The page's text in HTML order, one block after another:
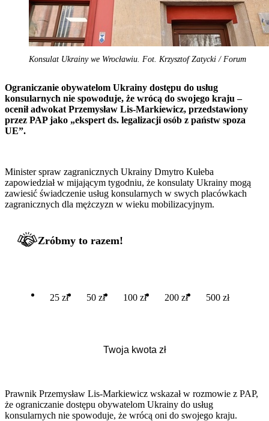
Konsulat Ukrainy we Wrocławiu. Fot. Krzysztof Zatycki / Forum
Ograniczanie obywatelom Ukrainy dostępu do usług
konsularnych nie spowoduje, że wrócą do swojego kraju –
ocenił adwokat Przemysław Lis-Markiewicz, przedstawiony
przez PAP jako „ekspert ds. legalizacji osób z państw spoza
UE”.
Minister spraw zagranicznych Ukrainy Dmytro Kułeba
zapowiedział w mijającym tygodniu, że konsulaty Ukrainy mogą
zawiesić świadczenie usług konsularnych w swych placówkach
zagranicznych dla mężczyzn w wieku mobilizacyjnym.
Zróbmy to razem!
25 zł 50 zł 100 zł 200 zł 500 zł
Prawnik Przemysław Lis-Markiewicz wskazał w rozmowie z PAP,
że ograniczanie dostępu obywatelom Ukrainy do usług
konsularnych nie spowoduje, że wrócą oni do swojego kraju.